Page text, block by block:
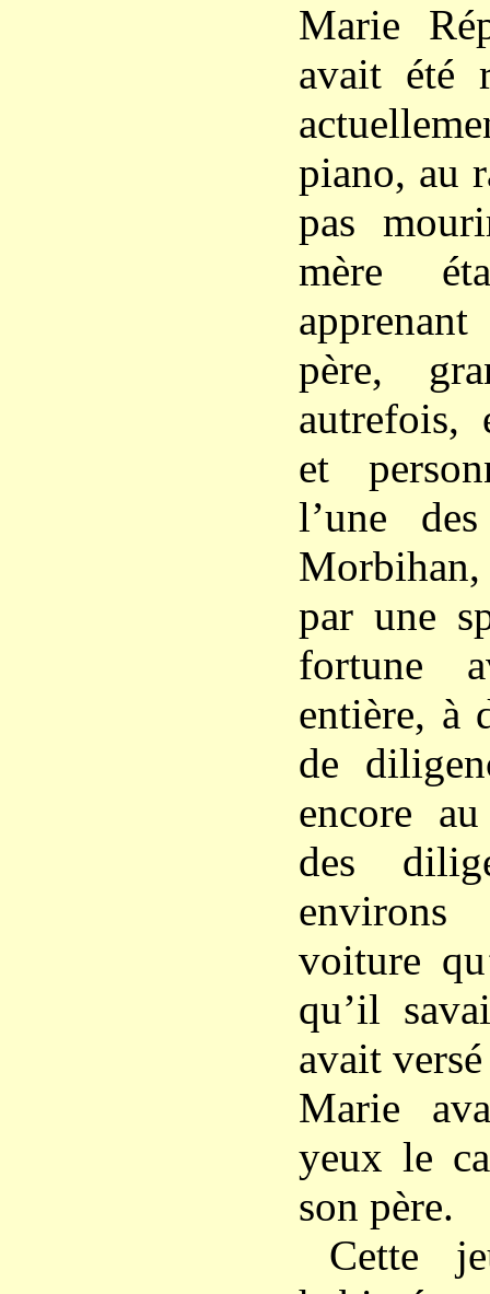
Marie
avait été
piano, au
pas
mère
père,
autrefois,
et
l’une
par une
fortune
entière, à
de
encore
des
voiture
qu’il
avait
Marie
yeux le
son père.
Cette